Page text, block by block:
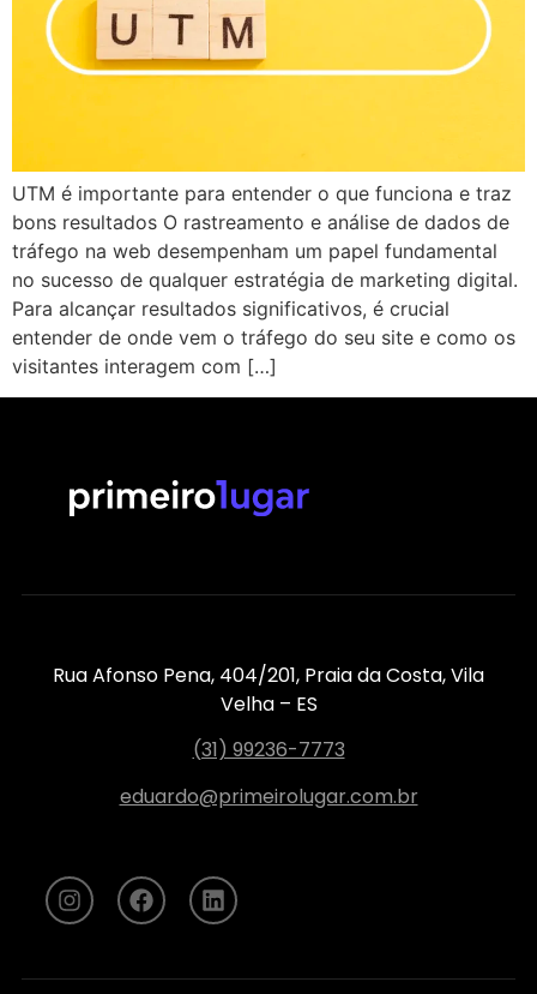
UTM é importante para entender o que funciona e traz
bons resultados O rastreamento e análise de dados de
tráfego na web desempenham um papel fundamental
no sucesso de qualquer estratégia de marketing digital.
Para alcançar resultados significativos, é crucial
entender de onde vem o tráfego do seu site e como os
visitantes interagem com […]
Rua Afonso Pena, 404/201, Praia da Costa, Vila
Velha – ES
(31) 99236-7773
eduardo@primeirolugar.com.br